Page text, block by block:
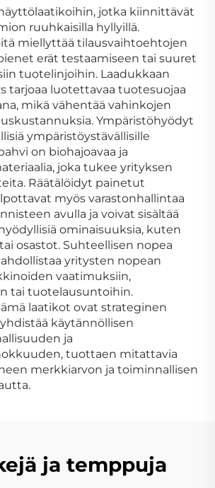
jotka kiinnittävät
ruuhkaisilla hyllyillä.
miellyttää tilausvaihtoehtojen
erät testaamiseen tai suuret
tuotelinjoihin. Laadukkaan
tarjoaa luotettavaa tuotesuojaa
mikä vähentää vahinkojen
Ympäristöhyödyt
ympäristöystävällisille
on biohajoavaa ja
joka tukee yrityksen
Räätälöidyt painetut
myös varastonhallintaa
avulla ja voivat sisältää
ominaisuuksia, kuten
osastot. Suhteellisen nopea
yritysten nopean
vaatimuksiin,
tai tuotelausuntoihin.
laatikot ovat strateginen
käytännöllisen
ja
tuottaen mitattavia
merkkiarvon ja toiminnallisen
ja temppuja